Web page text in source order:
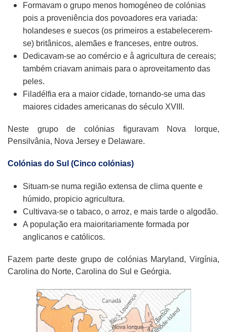
Formavam o grupo menos homogéneo de colónias
pois a proveniência dos povoadores era variada:
holandeses e suecos (os primeiros a estabelecerem-
se) britânicos, alemães e franceses, entre outros.
Dedicavam-se ao comércio e å agricultura de cereais;
também criavam animais para o aproveitamento das
peles.
Filadélfia era a maior cidade, tornando-se uma das
maiores cidades americanas do século XVIII.
Neste grupo de colónias figuravam Nova lorque,
Pensilvânia, Nova Jersey e Delaware.
Colónias do Sul (Cinco colónias)
Situam-se numa região extensa de clima quente e
húmido, propicio agricultura.
Cultivava-se o tabaco, o arroz, e mais tarde o algodão.
A população era maioritariamente formada por
anglicanos e católicos.
Fazem parte deste grupo de colónias Maryland, Virgínia,
Carolina do Norte, Carolina do Sul e Geórgia.